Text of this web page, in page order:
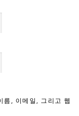
름, 이메일, 그리고 웹